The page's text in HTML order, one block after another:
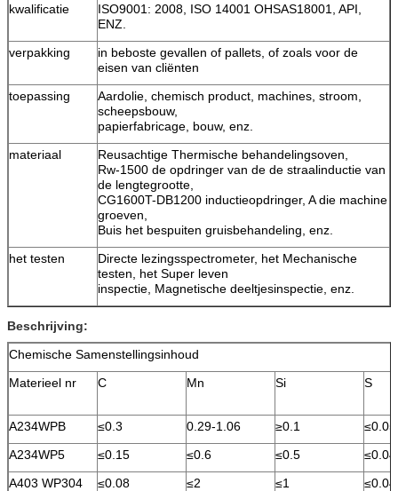
kwalificatie
ISO9001: 2008, ISO 14001 OHSAS18001, API,
ENZ.
verpakking
in beboste gevallen of pallets, of zoals voor de
eisen van cliënten
toepassing
Aardolie, chemisch product, machines, stroom,
scheepsbouw,
papierfabricage, bouw, enz.
materiaal
Reusachtige Thermische behandelingsoven,
Rw-1500 de opdringer van de de straalinductie van
de lengtegrootte,
CG1600T-DB1200 inductieopdringer, A die machine
groeven,
Buis het bespuiten gruisbehandeling, enz.
het testen
Directe lezingsspectrometer, het Mechanische
testen, het Super leven
inspectie, Magnetische deeltjesinspectie, enz.
Beschrijving:
Chemische Samenstellingsinhoud
Materieel nr
C Mn Si S
A234WPB ≤0.3 0.29-1.06 ≥0.1
A234WP5
≤0.15 ≤0.6 ≤0.5
≤0.04
A403 WP304
≤0.08 ≤2 ≤1